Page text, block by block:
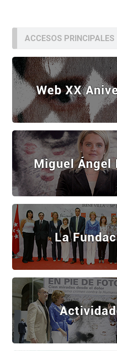
ACCESOS PRINCIPALES